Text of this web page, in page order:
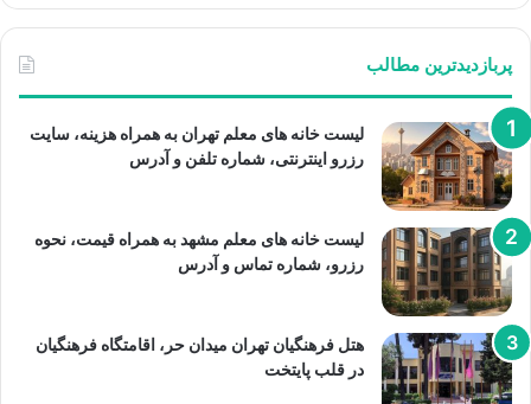
پربازدیدترین مطالب
لیست خانه های معلم تهران به همراه هزینه، سایت
رزرو اینترنتی، شماره تلفن و آدرس
لیست خانه های معلم مشهد به همراه قیمت، نحوه
رزرو، شماره تماس و آدرس
هتل فرهنگیان تهران میدان حر، اقامتگاه فرهنگیان
در قلب پایتخت